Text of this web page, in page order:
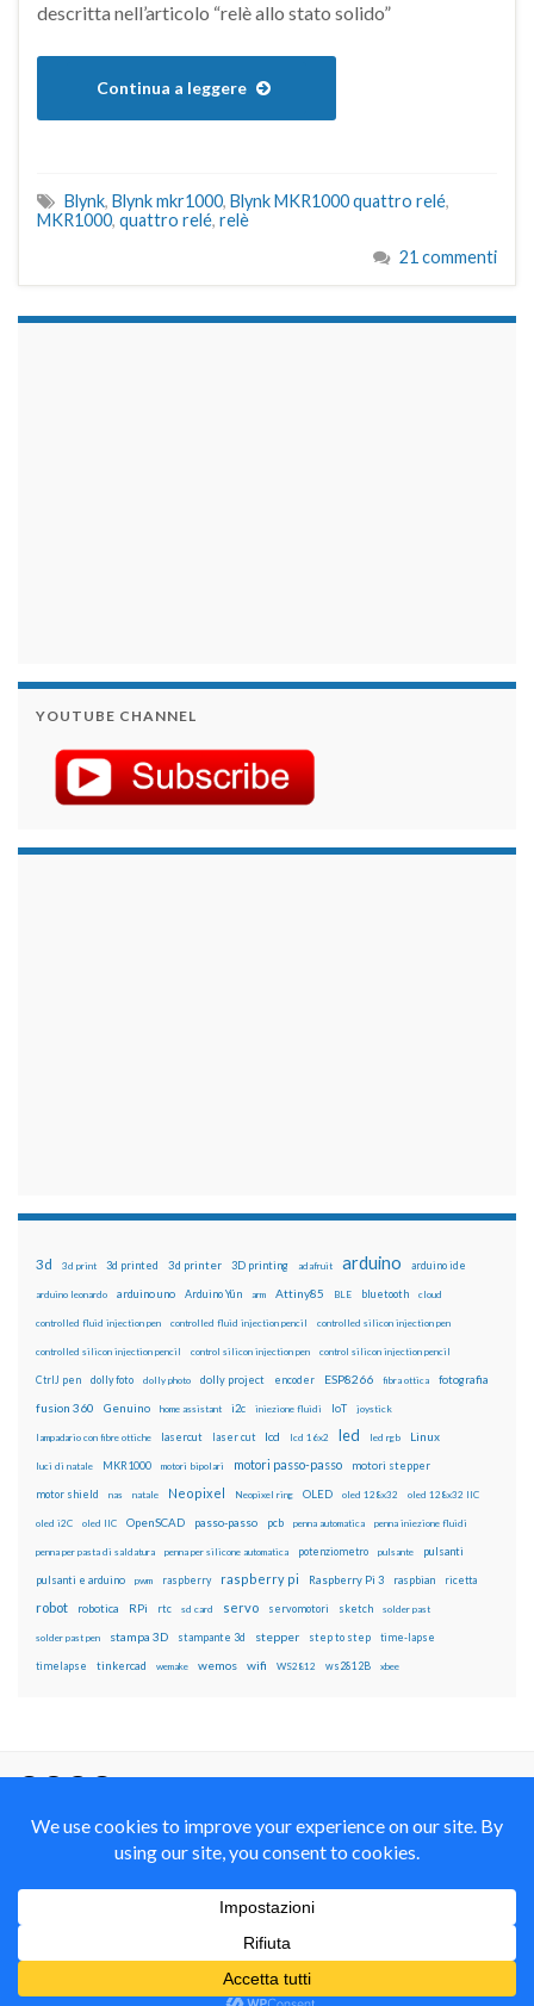
descritta nell’articolo “relè allo stato solido”
Continua a leggere
Blynk, Blynk mkr1000, Blynk MKR1000 quattro relé,
MKR1000, quattro relé, relè
21 commenti
YOUTUBE CHANNEL
3d 3d print 3d printed 3d printer 3D printing adafruit arduino arduino ide
arduino leonardo arduino uno Arduino Yún arm Attiny85 BLE bluetooth cloud
controlled fluid injection pen controlled fluid injection pencil controlled silicon injection pen
controlled silicon injection pencil control silicon injection pen control silicon injection pencil
CtrlJ pen dolly foto dolly photo dolly project encoder ESP8266 fibra ottica fotografia
fusion 360 Genuino home assistant i2c iniezione fluidi IoT joystick
lampadario con fibre ottiche lasercut laser cut lcd lcd 16x2 led led rgb Linux
luci di natale MKR1000 motori bipolari motori passo-passo motori stepper
motor shield nas natale Neopixel Neopixel ring OLED oled 128x32 oled 128x32 IIC
oled i2C oled IIC OpenSCAD passo-passo pcb penna automatica penna iniezione fluidi
penna per pasta di saldatura penna per silicone automatica potenziometro pulsante pulsanti
pulsanti e arduino pwm raspberry raspberry pi Raspberry Pi 3 raspbian ricetta
robot robotica RPi rtc sd card servo servomotori sketch solder past
solder past pen stampa 3D stampante 3d stepper step to step time-lapse
timelapse tinkercad wemake wemos wifi WS2812 ws2812B xbee
Alike 4.0 International
© 2012-2018 Mauro Alfieri Elettronica Domotica Robotica Arduino Corsi
Realizzato con il
daGraphene Themes.